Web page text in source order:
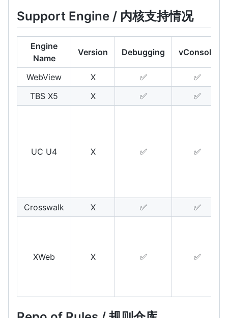
Support Engine / 内核支持情况
Engine
Name
Version Debugging vConsole
WebView X ✅
✅
TBS X5
X ✅ ✅
UC U4 X ✅ ✅
Crosswalk X ✅ ✅
XWeb X ✅ ✅